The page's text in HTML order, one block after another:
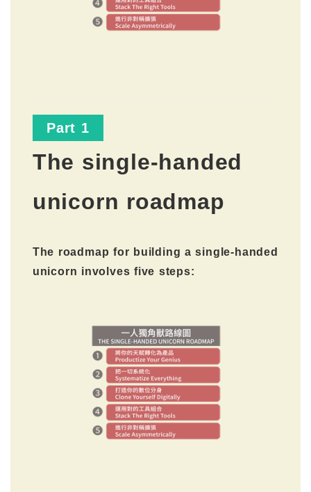
Part 1
The single-handed
unicorn roadmap
The roadmap for building a single-handed
unicorn involves five steps: